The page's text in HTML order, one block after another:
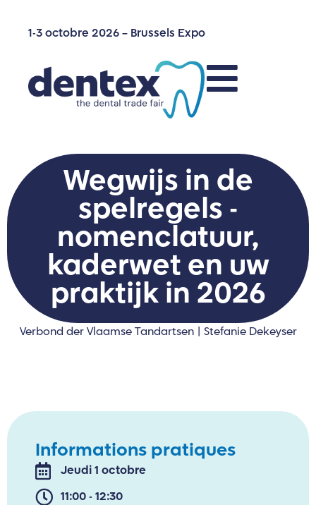
1-3 octobre 2026 – Brussels Expo
Wegwijs in de
spelregels -
nomenclatuur,
kaderwet en uw
praktijk in 2026
Verbond der Vlaamse Tandartsen | Stefanie Dekeyser
Informations pratiques
Jeudi 1 octobre
11:00 - 12:30